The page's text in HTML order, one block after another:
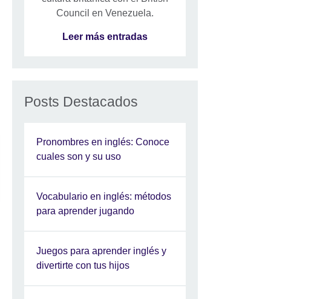
Council en Venezuela.
Leer más entradas
Posts Destacados
Pronombres en inglés: Conoce
cuales son y su uso
Vocabulario en inglés: métodos
para aprender jugando
Juegos para aprender inglés y
divertirte con tus hijos